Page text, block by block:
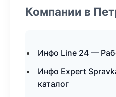
Компании в
Инфо Line 24 —
Инфо Expert
каталог